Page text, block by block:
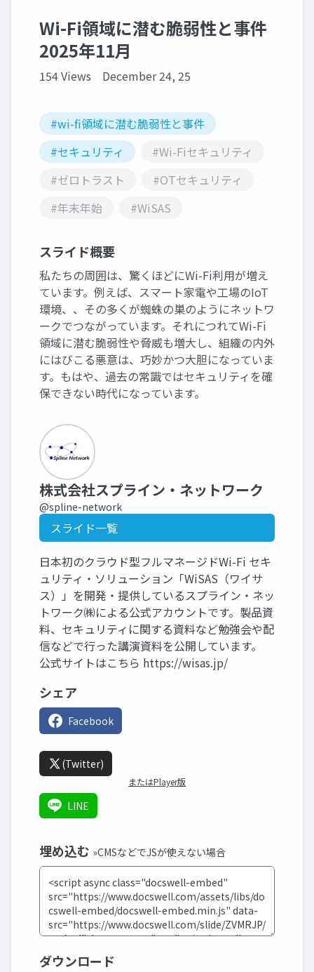
Wi-Fi領域に潜む脆弱性と事件
2025年11月
154 Views December 24, 25
#wi-fi領域に潜む脆弱性と事件
#セキュリティ
#Wi-Fiセキュリティ
#ゼロトラスト
#OTセキュリティ
#年末年始
#WiSAS
スライド概要
私たちの周囲は、驚くほどにWi-Fi利用が増え
ています。例えば、スマート家電や工場のIoT
環境、、その多くが蜘蛛の巣のようにネットワ
ークでつながっています。それにつれてWi-Fi
領域に潜む脆弱性や脅威も増大し、組織の内外
にはびこる悪意は、巧妙かつ大胆になっていま
す。もはや、過去の常識ではセキュリティを確
保できない時代になっています。
株式会社スプライン・ネットワーク
@spline-network
スライド一覧
日本初のクラウド型フルマネージドWi-Fi セキ
ュリティ・ソリューション「WiSAS（ワイサ
ス）」を開発・提供しているスプライン・ネッ
トワーク㈱による公式アカウントです。製品資
料、セキュリティに関する資料など勉強会や配
信などで行った講演資料を公開しています。
公式サイトはこちら https://wisas.jp/
シェア
Facebook
(Twitter)
またはPlayer版
LINE
埋め込む »CMSなどでJSが使えない場合
ダウンロード